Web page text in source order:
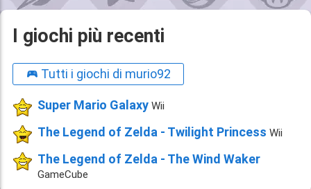
I giochi più recenti
Tutti i giochi di murio92
Super Mario Galaxy Wii
The Legend of Zelda - Twilight Princess Wii
The Legend of Zelda - The Wind Waker
GameCube